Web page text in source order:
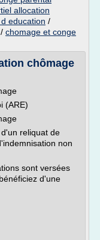
allocation
education /
/ chomage et conge
chômage
(ARE)
reliquat de
non
sont versées
d'une